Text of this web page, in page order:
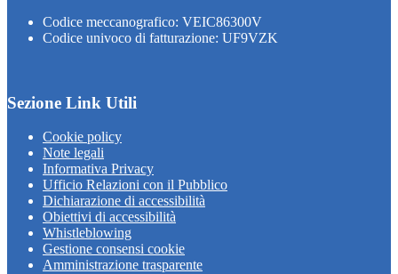
Codice meccanografico: VEIC86300V
Codice univoco di fatturazione: UF9VZK
Sezione Link Utili
Cookie policy
Note legali
Informativa Privacy
Ufficio Relazioni con il Pubblico
Dichiarazione di accessibilità
Obiettivi di accessibilità
Whistleblowing
Gestione consensi cookie
Amministrazione trasparente